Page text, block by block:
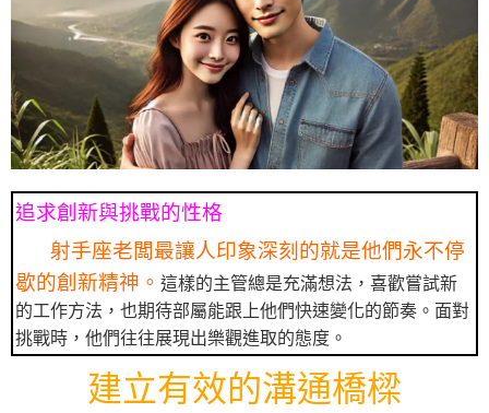
追求創新與挑戰的性格
射手座老闆最讓人印象深刻的就是他們永不停
歇的創新精神。 這樣的主管總是充滿想法，喜歡嘗試新
的工作方法，也期待部屬能跟上他們快速變化的節奏。面對
挑戰時，他們往往展現出樂觀進取的態度。
建立有效的溝通橋樑